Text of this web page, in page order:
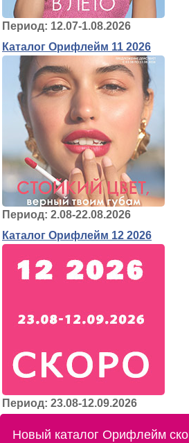
Период: 12.07-1.08.2026
Каталог Орифлейм 11 2026
Период: 2.08-22.08.2026
Каталог Орифлейм 12 2026
Период: 23.08-12.09.2026
Новый каталог Орифлейм